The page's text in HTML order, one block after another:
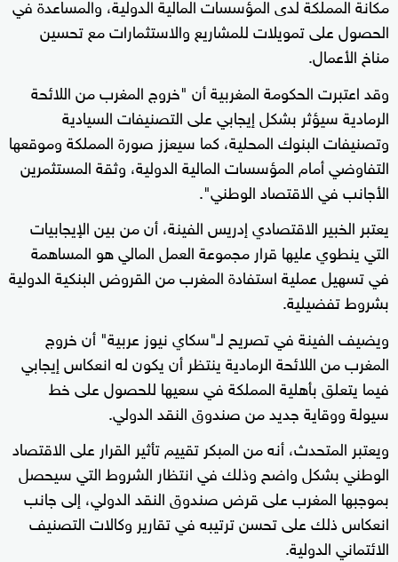
الحصول على تمويلات للمشاريع والاستثمارات مع تحسين
مناخ الأعمال.
وقد اعتبرت الحكومة المغربية أن "خروج المغرب من اللائحة
الرمادية سيؤثر بشكل إيجابي على التصنيفات السيادية
وتصنيفات البنوك المحلية، كما سيعزز صورة المملكة وموقعها
التفاوضي أمام المؤسسات المالية الدولية، وثقة المستثمرين
الأجانب في الاقتصاد الوطني".
يعتبر الخبير الاقتصادي إدريس الفينة، أن من بين الإيجابيات
التي ينطوي عليها قرار مجموعة العمل المالي هو المساهمة
في تسهيل عملية استفادة المغرب من القروض البنكية الدولية
بشروط تفضيلية.
ويضيف الفينة في تصريح لـ"سكاي نيوز عربية" أن خروج
المغرب من اللائحة الرمادية ينتظر أن يكون له انعكاس إيجابي
فيما يتعلق بأهلية المملكة في سعيها للحصول على خط
سيولة ووقاية جديد من صندوق النقد الدولي.
ويعتبر المتحدث، أنه من المبكر تقييم تأثير القرار على الاقتصاد
الوطني بشكل واضح وذلك في انتظار الشروط التي سيحصل
بموجبها المغرب على قرض صندوق النقد الدولي، إلى جانب
انعكاس ذلك على تحسن ترتيبه في تقارير وكالات التصنيف
الائتماني الدولية.